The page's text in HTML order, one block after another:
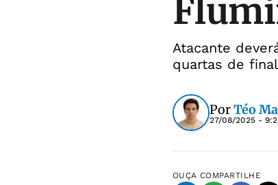
Atacante
quartas de
PorTéo
27/08/2025 -
OUÇA COMPARTILHE